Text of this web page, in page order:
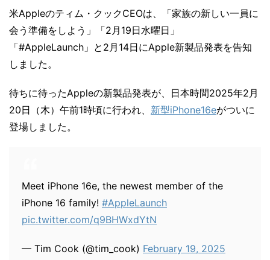
米Appleのティム・クックCEOは、「家族の新しい一員に
会う準備をしよう」「2月19日水曜日」
「#AppleLaunch」と2月14日にApple新製品発表を告知
しました。
待ちに待ったAppleの新製品発表が、日本時間2025年2月
20日（木）午前1時頃に行われ、 新型iPhone16eがついに
登場しました。
Meet iPhone 16e, the newest member of the
iPhone 16 family! #AppleLaunch
pic.twitter.com/q9BHWxdYtN
— Tim Cook (@tim_cook) February 19, 2025